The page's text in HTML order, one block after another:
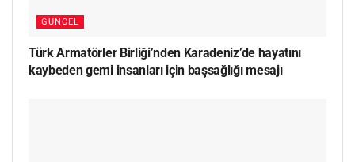
GÜNCEL
Türk Armatörler Birliği’nden Karadeniz’de hayatını
kaybeden gemi insanları için başsağlığı mesajı